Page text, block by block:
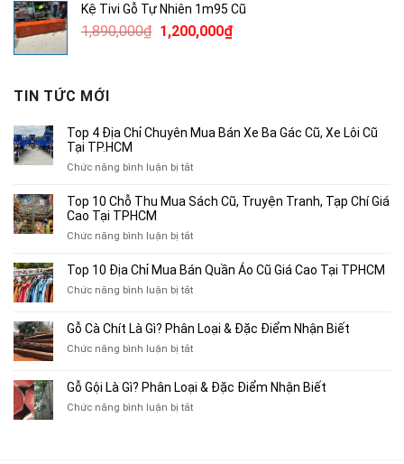
3,800,000₫.là:
2,500,000₫.
Kệ Tivi Gỗ Tự Nhiên 1m95 Cũ
1,890,000₫ Giá
1,200,000₫Giá
TIN TỨC MỚI
Top 4 Địa Chỉ Chuyên Mua Bán Xe Ba Gác Cũ, Xe Lôi Cũ
Tại TP.HCM
Chức năng bình luận bị tắtở
4
Bán
Xe
Cũ,
Xe
Cũ
TP.HCM
Top 10 Chỗ Thu Mua Sách Cũ, Truyện Tranh, Tạp Chí Giá
Cao Tại TPHCM
Chức năng bình luận bị tắtở
10
Thu
Sách
Tạp
Chí
Top 10 Địa Chỉ Mua Bán Quần Áo Cũ Giá Cao Tại TPHCM
Chức năng bình luận bị tắtở
Địa
Chỉ
Bán
Áo
Gỗ Cà Chít Là Gì? Phân Loại & Đặc Điểm Nhận Biết
Chức năng bình luận bị tắtở
Chít
Là
Gỗ Gội Là Gì? Phân Loại & Đặc Điểm Nhận Biết
Chức năng bình luận bị tắtở